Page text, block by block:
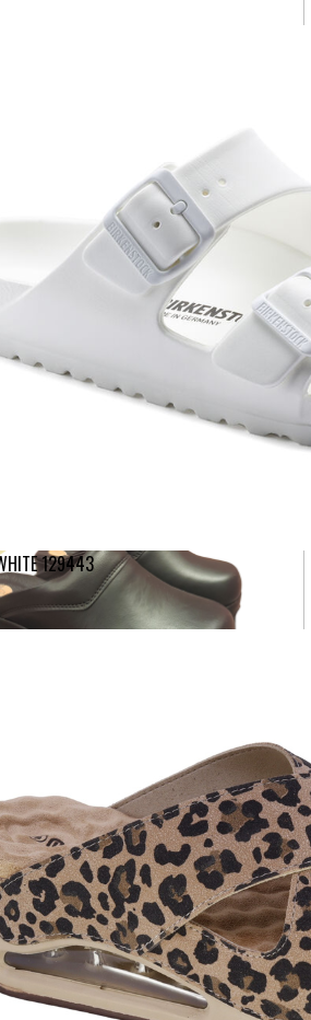
129443
MIKROFIBRA ST1310
S ČRNIM PODPLATOM ST1076